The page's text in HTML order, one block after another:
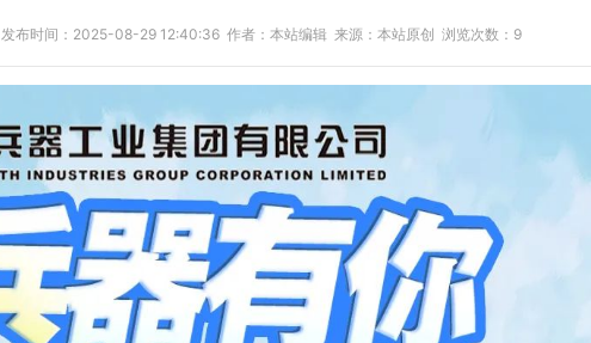
发布时间：2025-08-29 12:40:36 作者：本站编辑 来源：本站原创 浏览次数： 9